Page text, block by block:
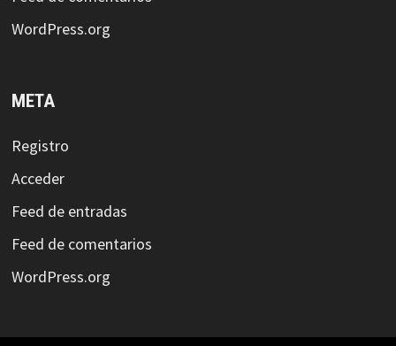
WordPress.org
META
Registro
Acceder
Feed de entradas
Feed de comentarios
WordPress.org